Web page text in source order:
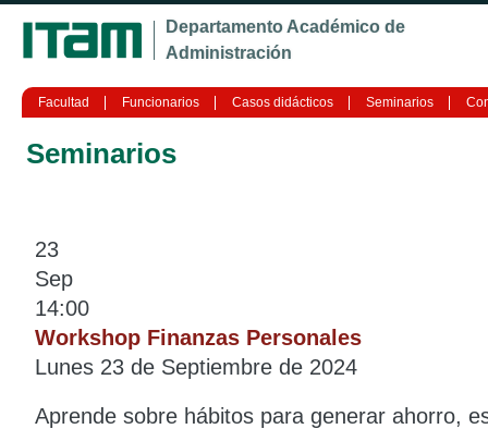
Departamento Académico de
Administración
Facultad Funcionarios Casos didácticos Seminarios
Seminarios
23
Sep
14:00
Workshop Finanzas Personales
Lunes 23 de Septiembre de 2024
Aprende sobre hábitos para generar ahorro,